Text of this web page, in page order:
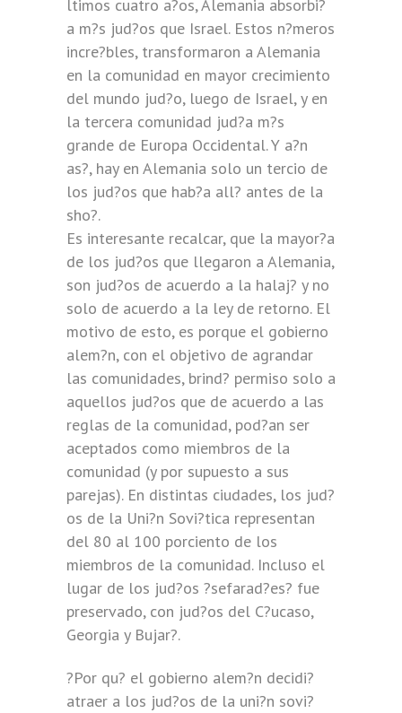
ltimos cuatro a?os, Alemania absorbi?
a m?s jud?os que Israel. Estos n?meros
incre?bles, transformaron a Alemania
en la comunidad en mayor crecimiento
del mundo jud?o, luego de Israel, y en
la tercera comunidad jud?a m?s
grande de Europa Occidental. Y a?n
as?, hay en Alemania solo un tercio de
los jud?os que hab?a all? antes de la
sho?.
Es interesante recalcar, que la mayor?a
de los jud?os que llegaron a Alemania,
son jud?os de acuerdo a la halaj? y no
solo de acuerdo a la ley de retorno. El
motivo de esto, es porque el gobierno
alem?n, con el objetivo de agrandar
las comunidades, brind? permiso solo a
aquellos jud?os que de acuerdo a las
reglas de la comunidad, pod?an ser
aceptados como miembros de la
comunidad (y por supuesto a sus
parejas). En distintas ciudades, los jud?
os de la Uni?n Sovi?tica representan
del 80 al 100 porciento de los
miembros de la comunidad. Incluso el
lugar de los jud?os ?sefarad?es? fue
preservado, con jud?os del C?ucaso,
Georgia y Bujar?.
?Por qu? el gobierno alem?n decidi?
atraer a los jud?os de la uni?n sovi?